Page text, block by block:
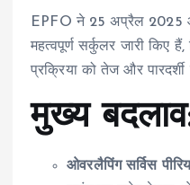
EPFO ने 25 अप्रैल 2025
महत्वपूर्ण सर्कुलर जारी किए
प्रक्रिया को तेज और पारदर्शी
मुख्य
ओवरलैपिंग सर्विस